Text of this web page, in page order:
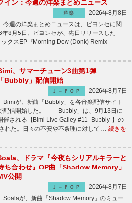
イン：今週の洋楽まとめニュース
洋楽
2026年8月8日
今週の洋楽まとめニュースは、ビヨンセに関
8月5日、ビヨンセが、先日リリースした
ックスEP『Morning Dew (Donk) Remix
、サマーチューン3曲第1弾
「Bubbly」配信開始
Ｊ－ＰＯＰ
2026年8月7日
Bimiが、新曲「Bubbly」を各音楽配信サイト
配信開始した。 「Bubbly」は、9月13日に
催される【Bimi Live Galley #11 -Bubbly-】の
れた。日々の不安や不条理に対して … 続きを
、ドラマ『今夜もシリアルキラーと
ち合わせ』OP曲「Shadow Memory」
公開
Ｊ－ＰＯＰ
2026年8月7日
Soalaが、新曲「Shadow Memory」のミュー